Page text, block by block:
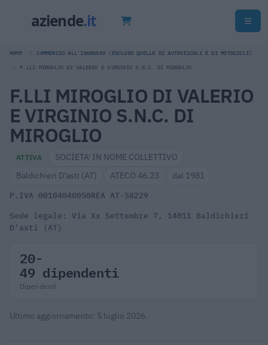
HOME COMMERCIO ALL'INGROSSO (ESCLUSO QUELLO DI AUTOVEICOLI E DI MOTOCICLI)
F.LLI MIROGLIO DI VALERIO E VIRGINIO S.N.C. DI MIROGLIO
F.LLI MIROGLIO DI VALERIO
E VIRGINIO S.N.C. DI
MIROGLIO
ATTIVA
SOCIETA' IN NOME COLLETTIVO
Baldichieri D'asti (AT)
ATECO 46.23 dal 1981
P.IVA 00104040050REA AT-58229
Sede legale: Via Xx Settembre 7, 14011 Baldichieri
D'asti (AT)
20-
49 dipendenti
Dipendenti
Ultimo aggiornamento: 5 luglio 2026.